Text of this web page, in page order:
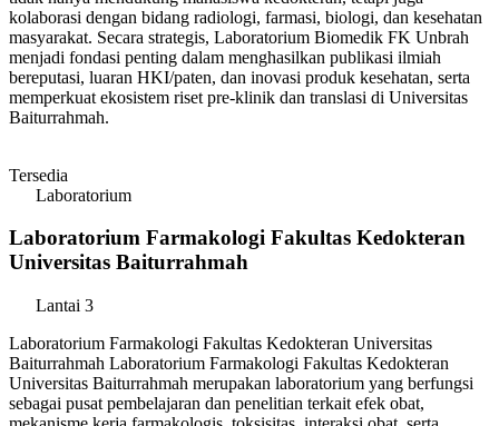
kolaborasi dengan bidang radiologi, farmasi, biologi, dan kesehatan
masyarakat. Secara strategis, Laboratorium Biomedik FK Unbrah
menjadi fondasi penting dalam menghasilkan publikasi ilmiah
bereputasi, luaran HKI/paten, dan inovasi produk kesehatan, serta
memperkuat ekosistem riset pre-klinik dan translasi di Universitas
Baiturrahmah.
Tersedia
Laboratorium
Laboratorium Farmakologi Fakultas Kedokteran
Universitas Baiturrahmah
Lantai 3
Laboratorium Farmakologi Fakultas Kedokteran Universitas
Baiturrahmah Laboratorium Farmakologi Fakultas Kedokteran
Universitas Baiturrahmah merupakan laboratorium yang berfungsi
sebagai pusat pembelajaran dan penelitian terkait efek obat,